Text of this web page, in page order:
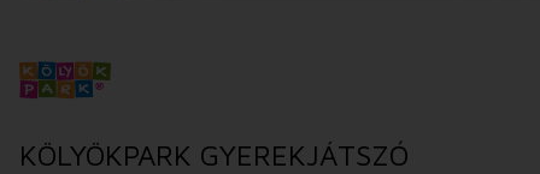
KÖLYÖKPARK GYEREKJÁTSZÓ